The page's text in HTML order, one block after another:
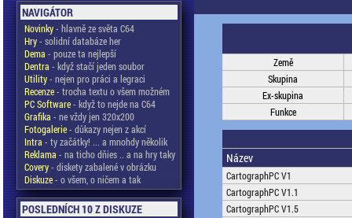
NAVIGÁTOR
Novinky- hlavně ze světa C64
Hry- solidní databáze her
Dema - pouze ta nejlepší
Dentra - když stačí jeden soubor
Utility- nejen pro práci a legraci
Recenze- trocha textu o všem možném
PC Software- když to nejde na C64
Grafika - ne vždy jen 320x200
Fotogalerie- důkazy nejen z akcí
Intra - ty začátky! ... a mnohdy několik
Reklama - na ticho dňies .. a na hry taky
Covery- diskety zabalené v obrázku
Diskuze- o všem, o ničem a tak
POSLEDNÍCH 10 Z DISKUZE
Země
Skupina
Ex-skupina
Funkce
Název
CartographPC V1
CartographPC V1.1
CartographPC V1.5